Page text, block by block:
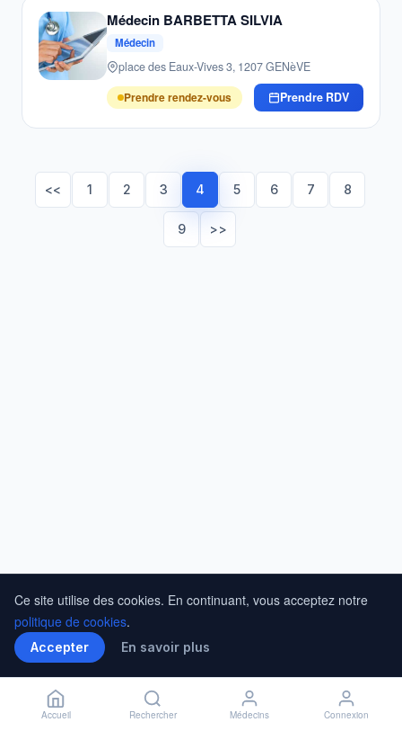
Médecin BARBETTA SILVIA
Médecin
place des Eaux-Vives 3, 1207 GENèVE
Prendre rendez-vous
Prendre RDV
<< 1 2 3 4 5 6 7 8
9 >>
Accueil Rechercher Médecins Connexion
Ce site utilise des cookies. En continuant, vous acceptez notre
politique de cookies.
Accepter En savoir plus